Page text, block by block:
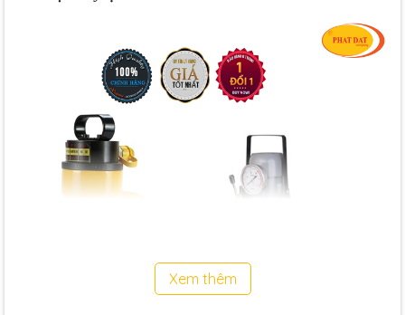
Xem thêm